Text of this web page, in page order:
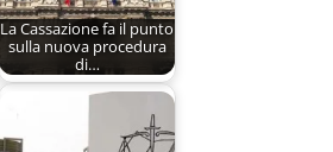
La Cassazione fa il punto
sulla nuova procedura
di…